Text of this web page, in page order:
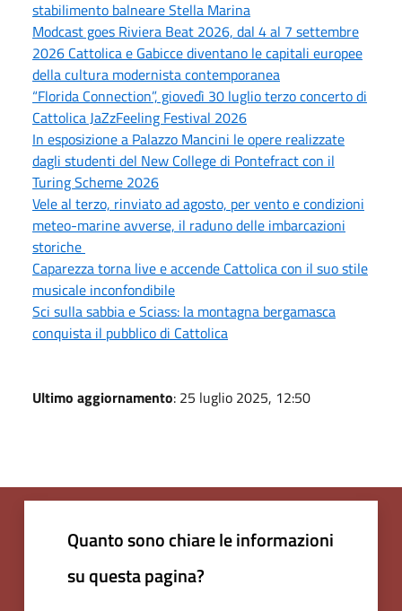
stabilimento balneare Stella Marina
Modcast goes Riviera Beat 2026, dal 4 al 7 settembre
2026 Cattolica e Gabicce diventano le capitali europee
della cultura modernista contemporanea
“Florida Connection”, giovedì 30 luglio terzo concerto di
Cattolica JaZzFeeling Festival 2026
In esposizione a Palazzo Mancini le opere realizzate
dagli studenti del New College di Pontefract con il
Turing Scheme 2026
Vele al terzo, rinviato ad agosto, per vento e condizioni
meteo-marine avverse, il raduno delle imbarcazioni
storiche
Caparezza torna live e accende Cattolica con il suo stile
musicale inconfondibile
Sci sulla sabbia e Sciass: la montagna bergamasca
conquista il pubblico di Cattolica
Ultimo aggiornamento: 25 luglio 2025, 12:50
Quanto sono chiare le informazioni
su questa pagina?